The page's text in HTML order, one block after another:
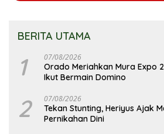
BERITA UTAMA
1 07/08/2026
Orado Meriahkan Mura Expo
Ikut Bermain Domino
2 07/08/2026
Tekan Stunting, Heriyus Ajak
Pernikahan Dini